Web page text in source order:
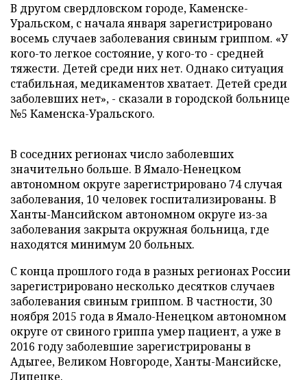
В другом свердловском городе, Каменске-
Уральском, с начала января зарегистрировано
восемь случаев заболевания свиным гриппом. «У
кого-то легкое состояние, у кого-то - средней
тяжести. Детей среди них нет. Однако ситуация
стабильная, медикаментов хватает. Детей среди
заболевших нет», - сказали в городской больнице
№5 Каменска-Уральского.
В соседних регионах число заболевших
значительно больше. В Ямало-Ненецком
автономном округе зарегистрировано 74 случая
заболевания, 10 человек госпитализированы. В
Ханты-Мансийском автономном округе из-за
заболевания закрыта окружная больница, где
находятся минимум 20 больных.
С конца прошлого года в разных регионах России
зарегистрировано несколько десятков случаев
заболевания свиным гриппом. В частности, 30
ноября 2015 года в Ямало-Ненецком автономном
округе от свиного гриппа умер пациент, а уже в
2016 году заболевшие зарегистрированы в
Адыгее, Великом Новгороде, Ханты-Мансийске,
Липецке.